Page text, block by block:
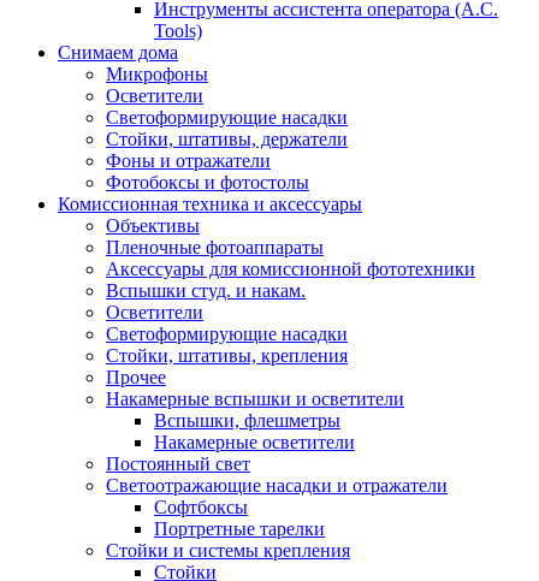
Инструменты ассистента оператора (A.C.
Tools)
Снимаем дома
Микрофоны
Осветители
Светоформирующие насадки
Стойки, штативы, держатели
Фоны и отражатели
Фотобоксы и фотостолы
Комиссионная техника и аксессуары
Объективы
Пленочные фотоаппараты
Аксессуары для комиссионной фототехники
Вспышки студ. и накам.
Осветители
Светоформирующие насадки
Стойки, штативы, крепления
Прочее
Накамерные вспышки и осветители
Вспышки, флешметры
Накамерные осветители
Постоянный свет
Светоотражающие насадки и отражатели
Софтбоксы
Портретные тарелки
Стойки и системы крепления
Стойки